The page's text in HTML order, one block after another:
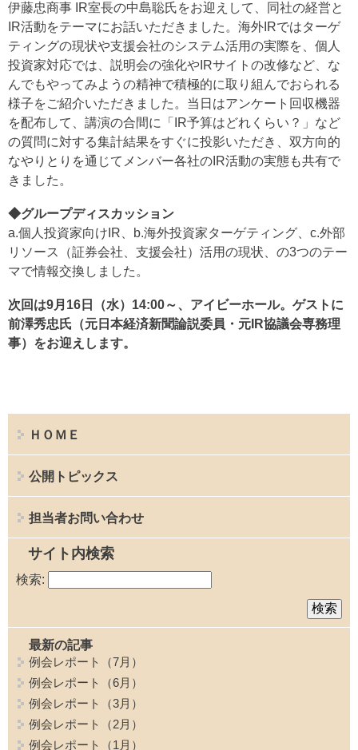
伊藤忠商事 IR室長の中島聡氏をお迎えして、同社の経営と
IR活動をテーマにお話いただきました。海外IRではターゲ
ティングの現状や支援会社のシステム活用の実際を、個人
投資家対応では、説明会の強化やIRサイトの改修など、な
んでもやってみようの精神で積極的に取り組んでおられる
様子をご紹介いただきました。当日はアンケート回収機器
を配布して、講演の合間に「IR予算はどれくらい？」など
の質問に対する集計結果をすぐに投影いただき、双方向的
なやりとりを通じてメンバー各社のIR活動の実態も共有で
きました。
◆グループディスカッション
a.個人投資家向けIR、b.海外投資家ターゲティング、c.外部
リソース（証券会社、支援会社）活用の現状、の3つのテー
マで情報交換しました。
次回は9月16日（水）14:00～、アイビーホール。ゲストに
前澤秀忠氏（元日本経済新聞論説委員・元IR協議会専務理
事）をお迎えします。
ＨＯＭＥ
公開トピックス
担当者お問い合わせ
サイト内検索
検索:
最新の記事
例会レポート（7月）
例会レポート（6月）
例会レポート（3月）
例会レポート（2月）
例会レポート（1月）